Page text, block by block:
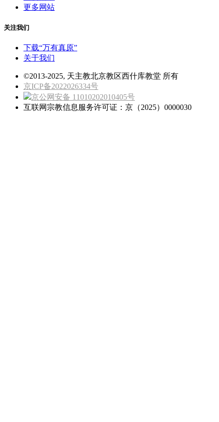
更多网站
关注我们
下载“万有真原”
关于我们
©2013-2025, 天主教北京教区西什库教堂 所有
京ICP备2022026334号
京公网安备 11010202010405号
互联网宗教信息服务许可证：京（2025）0000030